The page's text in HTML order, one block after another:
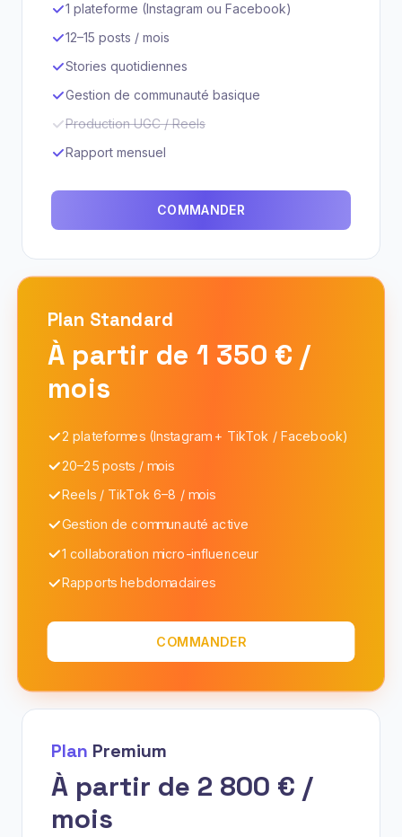
1 plateforme (Instagram ou Facebook)
12–15 posts / mois
Stories quotidiennes
Gestion de communauté basique
Production UGC / Reels
Rapport mensuel
COMMANDER
Plan Standard
À partir de 1 350 € /
mois
2 plateformes (Instagram + TikTok / Facebook)
20–25 posts / mois
Reels / TikTok 6–8 / mois
Gestion de communauté active
1 collaboration micro-influenceur
Rapports hebdomadaires
COMMANDER
Plan Premium
À partir de 2 800 € /
mois